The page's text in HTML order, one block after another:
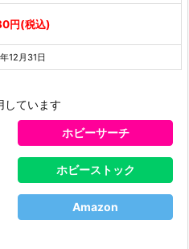
円(税込)
12月31日
しています
ホビーサーチ
ホビーストック
Amazon